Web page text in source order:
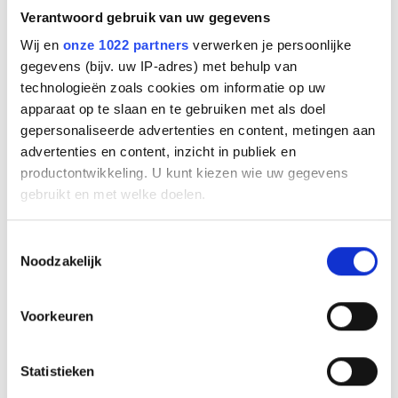
Verantwoord gebruik van uw gegevens
Wij en onze 1022 partners verwerken je persoonlijke
gegevens (bijv. uw IP-adres) met behulp van
technologieën zoals cookies om informatie op uw
apparaat op te slaan en te gebruiken met als doel
gepersonaliseerde advertenties en content, metingen aan
advertenties en content, inzicht in publiek en
productontwikkeling. U kunt kiezen wie uw gegevens
gebruikt en met welke doelen.
Informatie verzamelen over uw geografische
Uw apparaat identificeren door het actief te
scannen op specifieke eigenschappen (fingerprinting)
verwerkt en stel uw voorkeuren in het
detailgedeelte in.
Noodzakelijk
Voorkeuren
Statistieken
Niet-elastisch voor drukverdeling:Zorgt voor
gecontroleerde druk, ideaal bij kneuzingen of
verstuikingen.
Ademend en ventilerend:Helpt oververhitting te
voorkomen en verhoogt draagcomfort.
Veelzijdige toepassingen:
zwelling te verminderen.
verstuikingen, verrekkingen en sportblessures.
inzetbaar in ziekenhuizen, klinieken,